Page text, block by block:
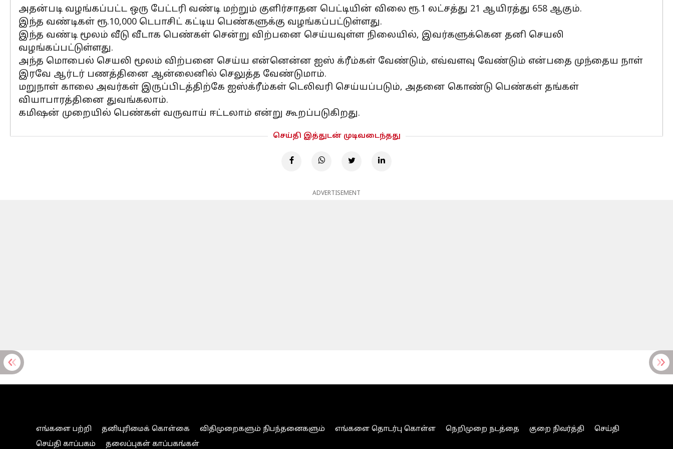
அதன்படி வழங்கப்பட்ட ஒரு பேட்டரி வண்டி மற்றும் குளிர்சாதன பெட்டியின் விலை ரூ.1 லட்சத்து 21 ஆயிரத்து 658 ஆகும்.
இந்த வண்டிகள் ரூ.10,000 டெபாசிட் கட்டிய பெண்களுக்கு வழங்கப்பட்டுள்ளது.
இந்த வண்டி மூலம் வீடு வீடாக பெண்கள் சென்று விற்பனை செய்யவுள்ள நிலையில், இவர்களுக்கென தனி செயலி
வழங்கப்பட்டுள்ளது.
அந்த மொபைல் செயலி மூலம் விற்பனை செய்ய என்னென்ன ஐஸ் க்ரீம்கள் வேண்டும், எவ்வளவு வேண்டும் என்பதை முந்தைய நாள்
இரவே ஆர்டர் பணத்தினை ஆன்லைனில் செலுத்த வேண்டுமாம்.
மறுநாள் காலை அவர்கள் இருப்பிடத்திற்கே ஐஸ்க்ரீம்கள் டெலிவரி செய்யப்படும், அதனை கொண்டு பெண்கள் தங்கள்
வியாபாரத்தினை துவங்கலாம்.
கமிஷன் முறையில் பெண்கள் வருவாய் ஈட்டலாம் என்று கூறப்படுகிறது.
செய்தி இத்துடன் முடிவடைந்தது
ADVERTISEMENT
எங்களை பற்றி தனியுரிமைக் கொள்கை விதிமுறைகளும் நிபந்தனைகளும் எங்களை தொடர்பு கொள்ள நெறிமுறை நடத்தை குறை நிவர்த்தி
செய்தி
செய்தி காப்பகம்
தலைப்புகள் காப்பகங்கள்